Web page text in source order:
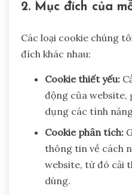
2. Mục đích của
Các loại cookie chúng
đích khác nhau:
Cookie thiết yếu:
động của website,
dụng các tính
Cookie phân tích:
thông tin về cách
website, từ đó cải
dùng.